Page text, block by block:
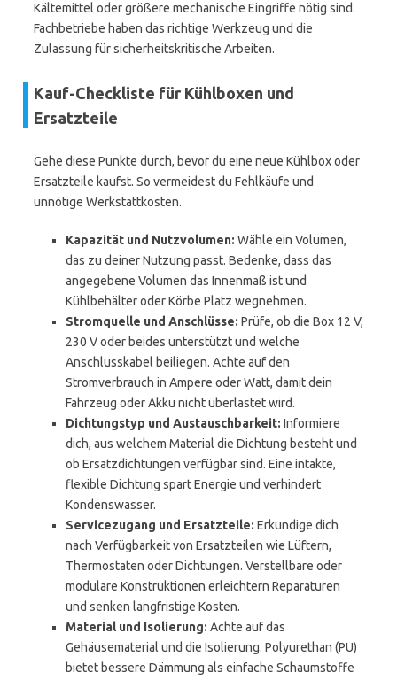
Kältemittel oder größere mechanische Eingriffe nötig sind.
Fachbetriebe haben das richtige Werkzeug und die
Zulassung für sicherheitskritische Arbeiten.
Kauf-Checkliste für Kühlboxen und
Ersatzteile
Gehe diese Punkte durch, bevor du eine neue Kühlbox oder
Ersatzteile kaufst. So vermeidest du Fehlkäufe und
unnötige Werkstattkosten.
Kapazität und Nutzvolumen: Wähle ein Volumen,
das zu deiner Nutzung passt. Bedenke, dass das
angegebene Volumen das Innenmaß ist und
Kühlbehälter oder Körbe Platz wegnehmen.
Stromquelle und Anschlüsse: Prüfe, ob die Box 12 V,
230 V oder beides unterstützt und welche
Anschlusskabel beiliegen. Achte auf den
Stromverbrauch in Ampere oder Watt, damit dein
Fahrzeug oder Akku nicht überlastet wird.
Dichtungstyp und Austauschbarkeit: Informiere
dich, aus welchem Material die Dichtung besteht und
ob Ersatzdichtungen verfügbar sind. Eine intakte,
flexible Dichtung spart Energie und verhindert
Kondenswasser.
Servicezugang und Ersatzteile: Erkundige dich
nach Verfügbarkeit von Ersatzteilen wie Lüftern,
Thermostaten oder Dichtungen. Verstellbare oder
modulare Konstruktionen erleichtern Reparaturen
und senken langfristige Kosten.
Material und Isolierung: Achte auf das
Gehäusematerial und die Isolierung. Polyurethan (PU)
bietet bessere Dämmung als einfache Schaumstoffe